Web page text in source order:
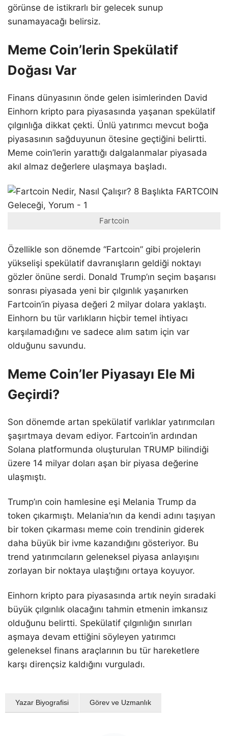
görünse de istikrarlı bir gelecek sunup
sunamayacağı belirsiz.
Meme Coin’lerin Spekülatif
Doğası Var
Finans dünyasının önde gelen isimlerinden David
Einhorn kripto para piyasasında yaşanan spekülatif
çılgınlığa dikkat çekti. Ünlü yatırımcı mevcut boğa
piyasasının sağduyunun ötesine geçtiğini belirtti.
Meme coin’lerin yarattığı dalgalanmalar piyasada
akıl almaz değerlere ulaşmaya başladı.
Fartcoin
Özellikle son dönemde “Fartcoin” gibi projelerin
yükselişi spekülatif davranışların geldiği noktayı
gözler önüne serdi. Donald Trump’ın seçim başarısı
sonrası piyasada yeni bir çılgınlık yaşanırken
Fartcoin’in piyasa değeri 2 milyar dolara yaklaştı.
Einhorn bu tür varlıkların hiçbir temel ihtiyacı
karşılamadığını ve sadece alım satım için var
olduğunu savundu.
Meme Coin’ler Piyasayı Ele Mi
Geçirdi?
Son dönemde artan spekülatif varlıklar yatırımcıları
şaşırtmaya devam ediyor. Fartcoin’in ardından
Solana platformunda oluşturulan TRUMP bilindiği
üzere 14 milyar doları aşan bir piyasa değerine
ulaşmıştı.
Trump’ın coin hamlesine eşi Melania Trump da
token çıkarmıştı. Melania’nın da kendi adını taşıyan
bir token çıkarması meme coin trendinin giderek
daha büyük bir ivme kazandığını gösteriyor. Bu
trend yatırımcıların geleneksel piyasa anlayışını
zorlayan bir noktaya ulaştığını ortaya koyuyor.
Einhorn kripto para piyasasında artık neyin sıradaki
büyük çılgınlık olacağını tahmin etmenin imkansız
olduğunu belirtti. Spekülatif çılgınlığın sınırları
aşmaya devam ettiğini söyleyen yatırımcı
geleneksel finans araçlarının bu tür hareketlere
karşı dirençsiz kaldığını vurguladı.
Yazar Biyografisi Görev ve Uzmanlık